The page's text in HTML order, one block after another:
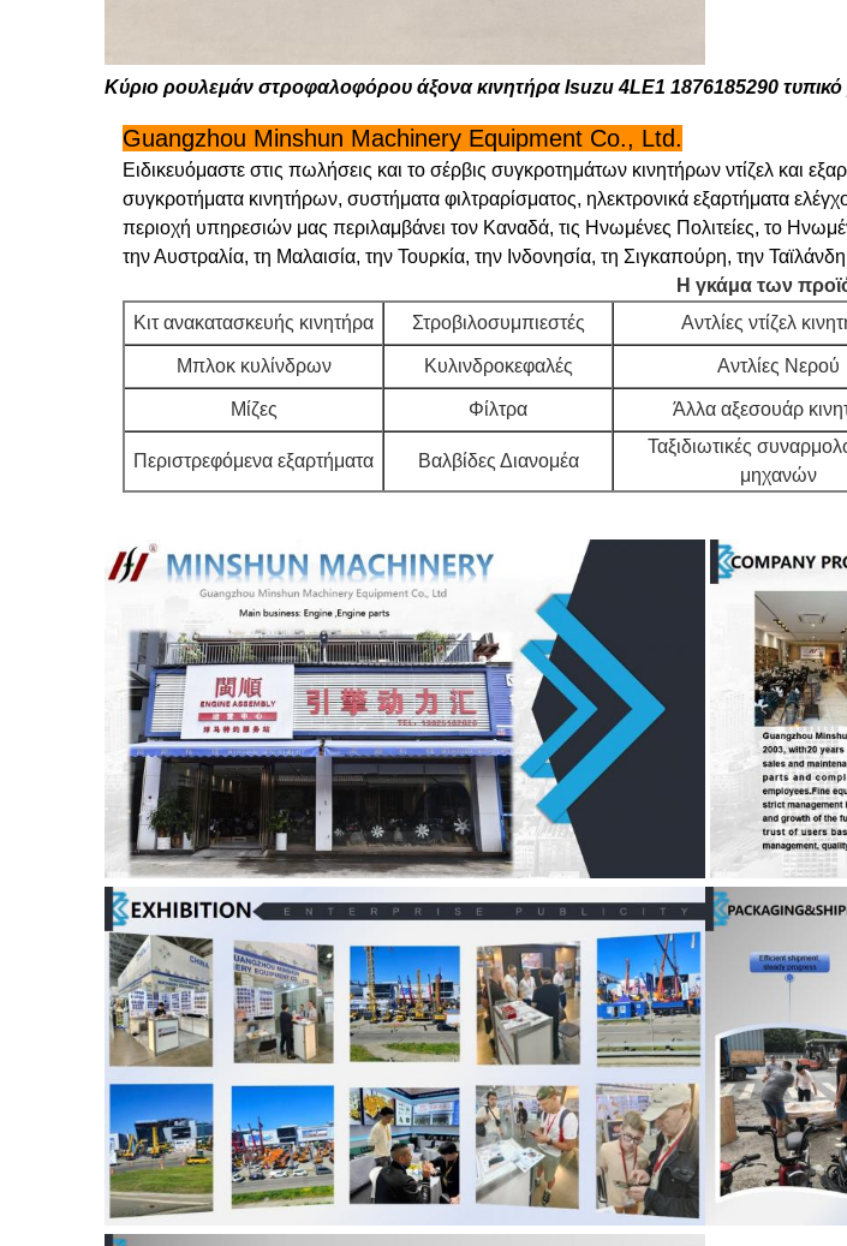
Κύριο ρουλεμάν στροφαλοφόρου άξονα κινητήρα Isuzu 4LE1 1876185290 τυπικό
Guangzhou Minshun Machinery Equipment Co., Ltd.
Ειδικευόμαστε στις πωλήσεις και το σέρβις συγκροτημάτων κινητήρων ντίζελ και
συγκροτήματα κινητήρων, συστήματα φιλτραρίσματος, ηλεκτρονικά εξαρτήματα
περιοχή υπηρεσιών μας περιλαμβάνει τον Καναδά, τις Ηνωμένες Πολιτείες, το
την Αυστραλία, τη Μαλαισία, την Τουρκία, την Ινδονησία, τη Σιγκαπούρη, την
Η γκάμα των
Κιτ ανακατασκευής κινητήρα
Στροβιλοσυμπιεστές Αντλίες ντίζελ
Μπλοκ κυλίνδρων Κυλινδροκεφαλές Αντλίες Νερού
Μίζες Φίλτρα Άλλα αξεσουάρ
Περιστρεφόμενα εξαρτήματα Βαλβίδες Διανομέα
Ταξιδιωτικές
μηχανών